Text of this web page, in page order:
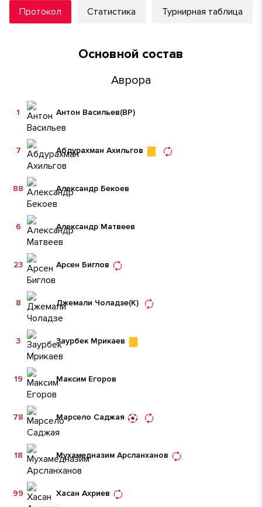
Протокол Статистика Турнирная таблица
Основной состав
Аврора
Антон Васильев(ВР)
1
Абдурахман Ахильгов
7
Александр Бекоев
88
Александр Матвеев
6
Арсен Биглов
23
Джемали Чоладзе(К)
8
Заурбек Мрикаев
3
Максим Егоров
19
Марсело Саджая
78
Мухамедназим Арсланханов
18
Хасан Ахриев
99